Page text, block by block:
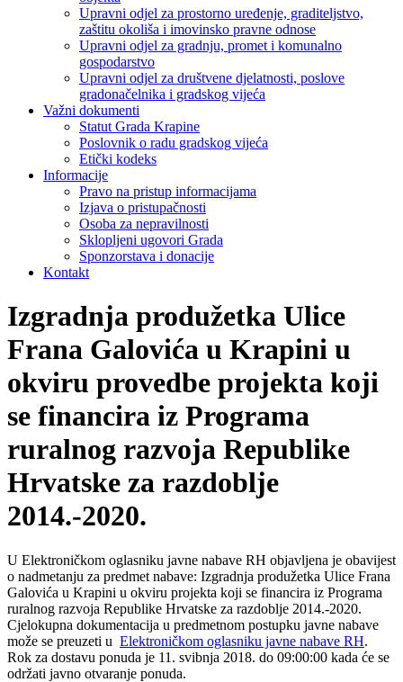
Upravni odjel za prostorno uređenje, graditeljstvo,
zaštitu okoliša i imovinsko pravne odnose
Upravni odjel za gradnju, promet i komunalno
gospodarstvo
Upravni odjel za društvene djelatnosti, poslove
gradonačelnika i gradskog vijeća
Važni dokumenti
Statut Grada Krapine
Poslovnik o radu gradskog vijeća
Etički kodeks
Informacije
Pravo na pristup informacijama
Izjava o pristupačnosti
Osoba za nepravilnosti
Sklopljeni ugovori Grada
Sponzorstava i donacije
Kontakt
Izgradnja produžetka Ulice
Frana Galovića u Krapini u
okviru provedbe projekta koji
se financira iz Programa
ruralnog razvoja Republike
Hrvatske za razdoblje
2014.-2020.
U Elektroničkom oglasniku javne nabave RH objavljena je obavijest
o nadmetanju za predmet nabave: Izgradnja produžetka Ulice Frana
Galovića u Krapini u okviru projekta koji se financira iz Programa
ruralnog razvoja Republike Hrvatske za razdoblje 2014.-2020.
Cjelokupna dokumentacija u predmetnom postupku javne nabave
može se preuzeti u Elektroničkom oglasniku javne nabave RH.
Rok za dostavu ponuda je 11. svibnja 2018. do 09:00:00 kada će se
održati javno otvaranje ponuda.